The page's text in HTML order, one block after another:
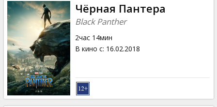
Чёрная Пантера
Black Panther
2час 14мин
В кино с: 16.02.2018